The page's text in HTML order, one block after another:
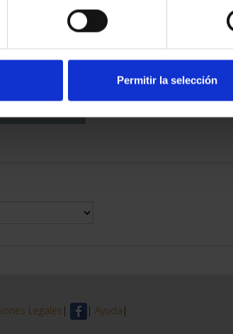
Permitir la selección
COMPLET...
€
Legales | | Ayuda |